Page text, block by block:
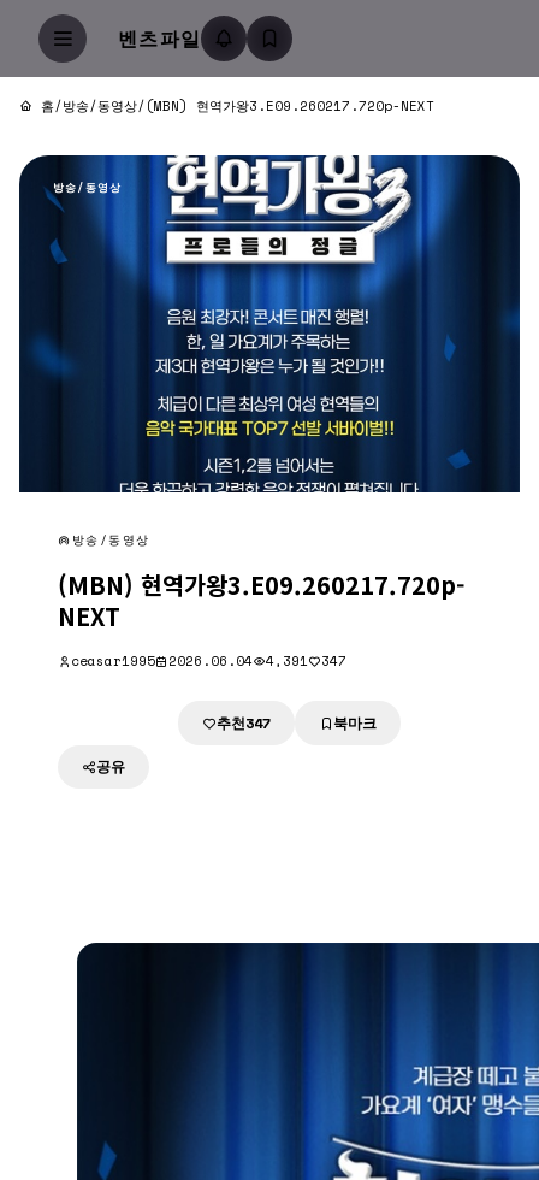
벤츠파일
홈/방송/동영상/(MBN) 현역가왕3.E09.260217.720p-NEXT
방송/동영상
방송/동영상
(MBN) 현역가왕3.E09.260217.720p-
NEXT
ceasar1995 2026.06.04 4,391 347
추천347 북마크
공유